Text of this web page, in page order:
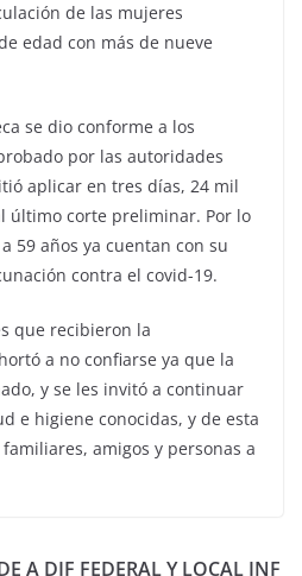
de las mujeres
edad con más de nueve
se dio conforme a los
por las autoridades
aplicar en tres días, 24 mil
último corte preliminar. Por lo
59 años ya cuentan con su
contra el covid-19.
que recibieron la
a no confiarse ya que la
y se les invitó a continuar
e higiene conocidas, y de esta
amigos y personas a
A DIF FEDERAL Y LOCAL INF